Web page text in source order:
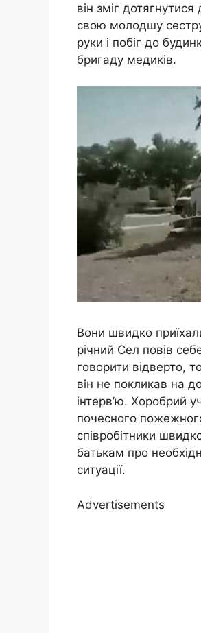
він зміг
свою молодшу
руки і побіг до
бригаду медиків.
Вони швидко
річний Сел повів
говорити відверто,
він не покликав на
інтерв’ю. Хоробрий
почесного
співробітники
батькам про
ситуації.
Advertisements